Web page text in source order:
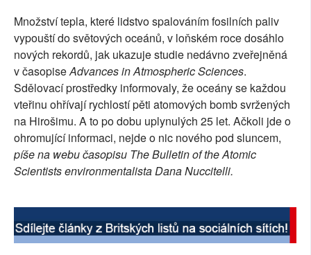
PŘÍSPĚVKY NA PROVOZ
SOCIÁLNÍ SÍTĚ
RUBRIKY
PLNÁ VERZE STRÁNEK
Množství tepla, které lidstvo spalováním fosilních paliv
vypouští do světových oceánů, v loňském roce dosáhlo
nových rekordů, jak ukazuje studie nedávno zveřejněná
v časopiseAdvances in Atmospheric Sciences.
Sdělovací prostředky informovaly, že oceány se každou
vteřinu ohřívají rychlostí pěti atomových bomb svržených
na Hirošimu. A to po dobu uplynulých 25 let. Ačkoli jde o
ohromující informaci, nejde o nic nového pod sluncem,
píše na webu časopisu The Bulletin of the Atomic
Scientists environmentalista Dana Nuccitelli.